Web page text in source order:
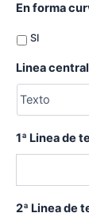
En forma
SI
Linea central
1ª Linea de
2ª Linea de